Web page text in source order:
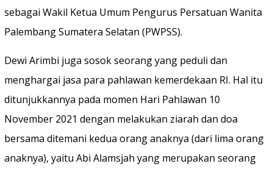
sebagai Wakil Ketua Umum Pengurus Persatuan Wanita
Palembang Sumatera Selatan (PWPSS).
Dewi Arimbi juga sosok seorang yang peduli dan
menghargai jasa para pahlawan kemerdekaan RI. Hal itu
ditunjukkannya pada momen Hari Pahlawan 10
November 2021 dengan melakukan ziarah dan doa
bersama ditemani kedua orang anaknya (dari lima orang
anaknya), yaitu Abi Alamsjah yang merupakan seorang